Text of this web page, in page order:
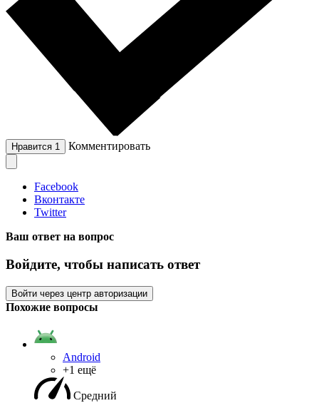
Нравится 1 Комментировать
Facebook
Вконтакте
Twitter
Ваш ответ на вопрос
Войдите, чтобы написать ответ
Войти через центр авторизации
Похожие вопросы
Android
+1 ещё
Средний